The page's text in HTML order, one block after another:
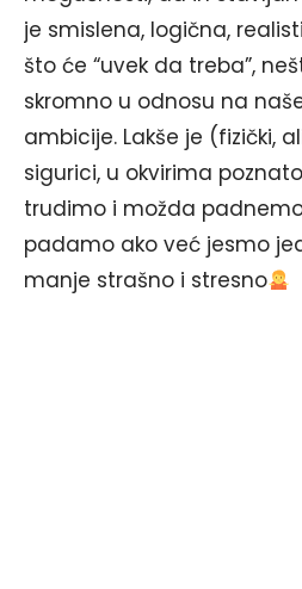
je smislena, logična,
što će “uvek da treba”,
skromno u odnosu na
ambicije. Lakše je (fizički,
sigurici, u okvirima
trudimo i možda
padamo ako već jesmo
manje strašno i stresno